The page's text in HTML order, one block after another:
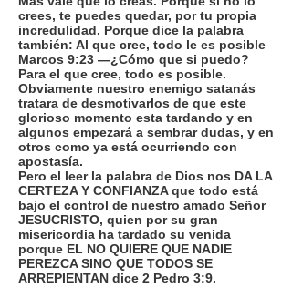
crees, te puedes quedar, por tu propia
incredulidad. Porque dice la palabra
también: Al que cree, todo le es posible
Marcos 9:23 —¿Cómo que si puedo?
Para el que cree, todo es posible.
Obviamente nuestro enemigo satanás
tratara de desmotivarlos de que este
glorioso momento esta tardando y en
algunos empezará a sembrar dudas, y en
otros como ya está ocurriendo con
apostasía.
Pero el leer la palabra de Dios nos DA LA
CERTEZA Y CONFIANZA que todo está
bajo el control de nuestro amado Señor
JESUCRISTO, quien por su gran
misericordia ha tardado su venida
porque EL NO QUIERE QUE NADIE
PEREZCA SINO QUE TODOS SE
ARREPIENTAN dice 2 Pedro 3:9.